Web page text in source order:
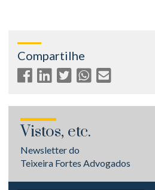
Compartilhe
Vistos, etc.
Newsletter do
Teixeira Fortes Advogados